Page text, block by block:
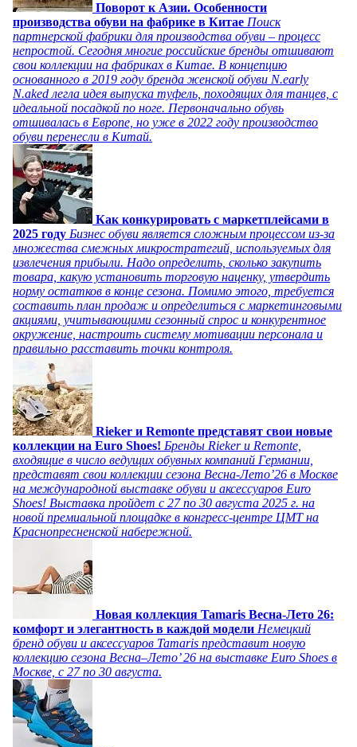
Поворот к Азии. Особенности
производства обуви на фабрике в Китае Поиск
партнерской фабрики для производства обуви – процесс
непростой. Сегодня многие российские бренды отшивают
свои коллекции на фабриках в Китае. В концепцию
основанного в 2019 году бренда женской обуви N.early
N.aked легла идея выпуска туфель, походящих для танцев, с
идеальной посадкой по ноге. Первоначально обувь
отшивалась в Европе, но уже в 2022 году производство
обуви перенесли в Китай.
Как конкурировать с маркетплейсами в
2025 году Бизнес обуви является сложным процессом из-за
множества смежных микростратегий, используемых для
извлечения прибыли. Надо определить, сколько закупить
товара, какую установить торговую наценку, утвердить
норму остатков в конце сезона. Помимо этого, требуется
составить план продаж и определиться с маркетинговыми
акциями, учитывающими сезонный спрос и конкурентное
окружение, настроить систему мотивации персонала и
правильно расставить точки контроля.
Rieker и Remonte представят свои новые
коллекции на Euro Shoes! Бренды Rieker и Remonte,
входящие в число ведущих обувных компаний Германии,
представят свои коллекции сезона Весна-Лето’26 в Москве
на международной выставке обуви и аксессуаров Euro
Shoes! Выставка пройдет c 27 по 30 августа 2025 г. на
новой премиальной площадке в конгресс-центре ЦМТ на
Краснопресненской набережной.
Новая коллекция Tamaris Весна-Лето 26:
комфорт и элегантность в каждой модели Немецкий
бренд обуви и аксессуаров Tamaris представит новую
коллекцию сезона Весна–Лето’ 26 на выставке Euro Shoes в
Москве, с 27 по 30 августа.